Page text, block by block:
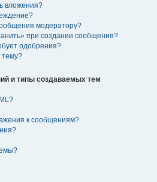
вложения?
модератору?
при создании сообщения?
одобрения?
тему?
и типы создаваемых тем
к сообщениям?